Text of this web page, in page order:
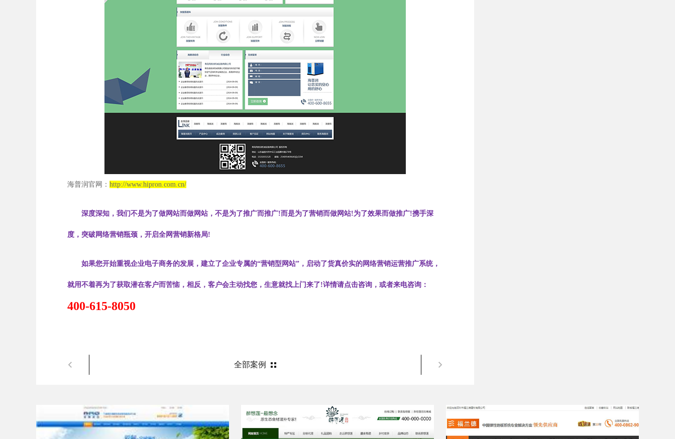
海普润官网： http://www.hipron.com.cn/
深度深知，我们不是为了做网站而做网站，不是为了推广而推广!而是为了营销而做网站!为了效果而做推广!携手深
度，突破网络营销瓶颈，开启全网营销新格局!
如果您开始重视企业电子商务的发展，建立了企业专属的“营销型网站”，启动了货真价实的网络营销运营推广系统，
就用不着再为了获取潜在客户而苦恼，相反，客户会主动找您，生意就找上门来了!详情请点击咨询，或者来电咨询：
400-615-8050
全部案例